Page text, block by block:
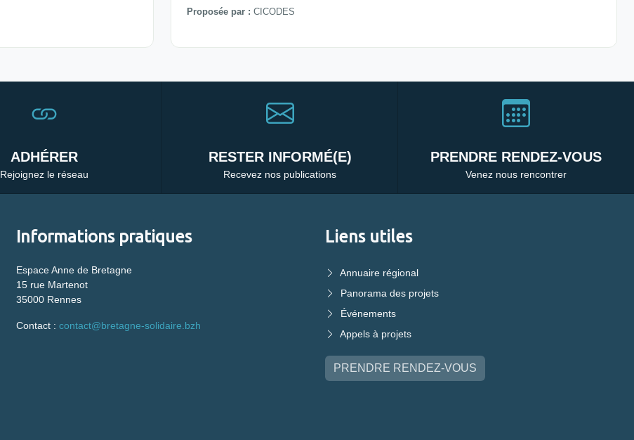
Proposée par : CICODES
ADHÉRER
Rejoignez le réseau
RESTER INFORMÉ(E)
Recevez nos publications
PRENDRE RENDEZ-VOUS
Venez nous rencontrer
Informations pratiques
Espace Anne de Bretagne
15 rue Martenot
35000 Rennes
Contact : contact@bretagne-solidaire.bzh
Liens utiles
Annuaire régional
Panorama des projets
Événements
Appels à projets
PRENDRE RENDEZ-VOUS